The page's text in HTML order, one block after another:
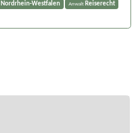
Nordrhein-Westfalen Anwalt Reiserecht